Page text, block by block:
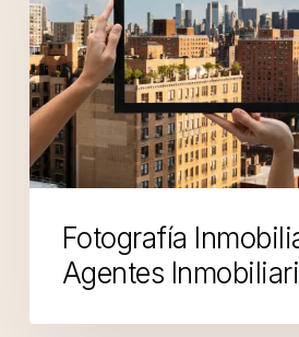
Fotografía
Agentes